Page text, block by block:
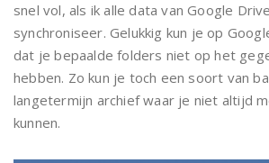
snel vol, als ik alle data van Google Drive
synchroniseer. Gelukkig kun je op
dat je bepaalde folders niet op het
hebben. Zo kun je toch een soort van
langetermijn archief waar je niet altijd
kunnen.